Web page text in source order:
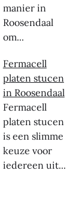
manier in
Roosendaal
om...
Fermacell
platen stucen
in Roosendaal
Fermacell
platen stucen
is een slimme
keuze voor
iedereen uit...